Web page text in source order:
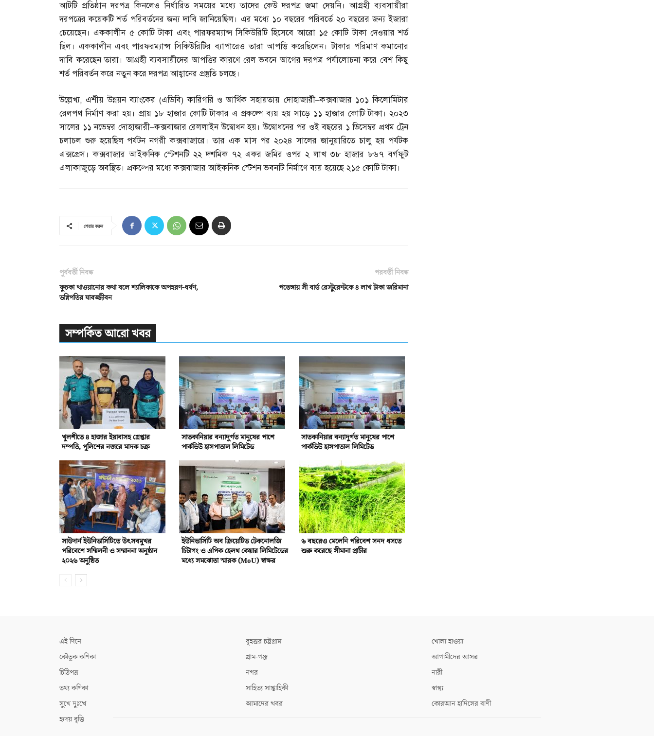
আটটি প্রতিষ্ঠান দরপত্র কিনলেও নির্ধারিত সময়ের মধ্যে তাদের কেউ দরপত্র জমা দেয়নি। আগ্রহী ব্যবসায়ীরা
দরপত্রের কয়েকটি শর্ত পরিবর্তনের জন্য দাবি জানিয়েছিল। এর মধ্যে ১০ বছরের পরিবর্তে ২০ বছরের জন্য ইজারা
চেয়েছেন। এককালীন ৫ কোটি টাকা এবং পারফরম্যান্স সিকিউরিটি হিসেবে আরো ১৫ কোটি টাকা দেওয়ার শর্ত
ছিল। এককালীন এবং পারফরম্যান্স সিকিউরিটির ব্যাপারেও তারা আপত্তি করেছিলেন। টাকার পরিমাণ কমানোর
দাবি করেছেন তারা। আগ্রহী ব্যবসায়ীদের আপত্তির কারণে রেল ভবনে আগের দরপত্র পর্যালোচনা করে বেশ কিছু
শর্ত পরিবর্তন করে নতুন করে দরপত্র আহ্বানের প্রস্তুতি চলছে।
উল্লেখ্য,এশীয় উন্নয়ন ব্যাংকের (এডিবি)কারিগরি ও আর্থিক সহায়তায় দোহাজারী–কক্সবাজার ১০১ কিলোমিটার
রেলপথ নির্মাণ করা হয়। প্রায় ১৮ হাজার কোটি টাকার এ প্রকল্পে ব্যয় হয় সাড়ে ১১ হাজার কোটি টাকা। ২০২৩
সালের ১১ নভেম্বর দোহাজারী–কক্সবাজার রেললাইন উদ্বোধন হয়। উদ্বোধনের পর ওই বছরের ১ ডিসেম্বর প্রথম ট্রেন
চলাচল শুরু হয়েছিল পর্যটন নগরী কক্সবাজারে। তার এক মাস পর ২০২৪ সালের জানুয়ারিতে চালু হয় পর্যটক
এক্সপ্রেস। কক্সবাজার আইকনিক স্টেশনটি ২২ দশমিক ৭২ একর জমির ওপর ২ লাখ ৩৮ হাজার ৮৬৭ বর্গফুট
এলাকাজুড়ে অবস্থিত। প্রকল্পের মধ্যে কক্সবাজার আইকনিক স্টেশন ভবনটি নির্মাণে ব্যয় হয়েছে ২১৫ কোটি টাকা।
শেয়ার করুন
পূর্ববর্তী নিবন্ধ
ফুচকা খাওয়ানোর কথা বলে শ্যালিকাকে অপহরণ-ধর্ষণ,
ভগ্নিপতির যাবজ্জীবন
পরবর্তী নিবন্ধ
পতেঙ্গায় সী বার্ড রেস্টুরেন্টকে ৪ লাখ টাকা জরিমানা
সম্পর্কিত আরো খবর
খুলশীতে ৪ হাজার ইয়াবাসহ গ্রেপ্তার
দম্পতি, পুলিশের নজরে মাদক চক্র
সাতকানিয়ার বন্যাদুর্গত মানুষের পাশে
পার্কভিউ হাসপাতাল লিমিটেড
সাতকানিয়ার বন্যাদুর্গত মানুষের পাশে
পার্কভিউ হাসপাতাল লিমিটেড
সাউদার্ন ইউনিভার্সিটিতে উৎসবমুখর
পরিবেশে সম্মিলনী ও সম্মাননা অনুষ্ঠান
২০২৬ অনুষ্ঠিত
ইউনিভার্সিটি অব ক্রিয়েটিভ টেকনোলজি
চিটাগং ও এপিক হেলথ কেয়ার লিমিটেডের
মধ্যে সমঝোতা স্মারক (MoU) স্বাক্ষর
৬ বছরেও মেলেনি পরিবেশ সনদ ধসতে
শুরু করেছে সীমানা প্রাচীর
এই দিনে
কৌতুক কণিকা
চিঠিপত্র
তথ্য কণিকা
সুখে দুঃখে
হৃদয় বৃত্তি
বৃহত্তর চট্টগ্রাম
গ্রাম-গঞ্জ
নগর
সাহিত্য সাপ্তাহিকী
আমাদের খবর
খোলা হাওয়া
আগামীদের আসর
নারী
স্বাস্থ্য
কোরআন হাদিসের বাণী